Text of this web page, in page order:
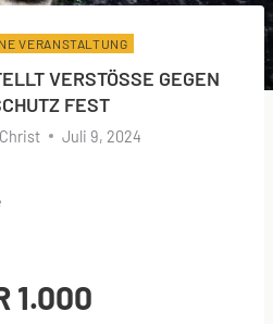
VERANSTALTUNG
VERSTÖSSE GEGEN T
FEST
Juli 9, 2024
1.000